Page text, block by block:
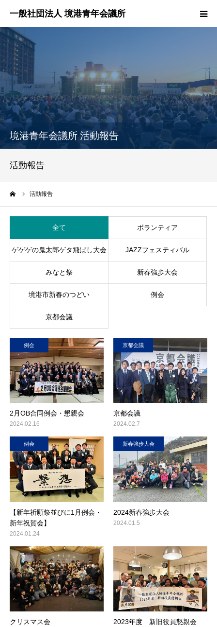
境港青年会議所 活動報告
活動報告
活動報告
全て ボランティア
ゲゲゲの鬼太郎ゲタ飛ばし大会 JAZZフェスティバル
みなと祭 新春強歩大会
境港市新春のつどい 例会
京都会議
例会
2月OB合同例会・懇親会
2024.02.16
京都会議
京都会議
2024.02.7
例会
【新年祈願祭並びに1月例会・
新年祝賀会】
2024.01.24
新春強歩大会
2024新春強歩大会
2024.01.5
クリスマス会 2023年度 新旧役員懇親会
HOME
境港青年会議所とは？
境港青年会議所の活動報告
各委員会紹介